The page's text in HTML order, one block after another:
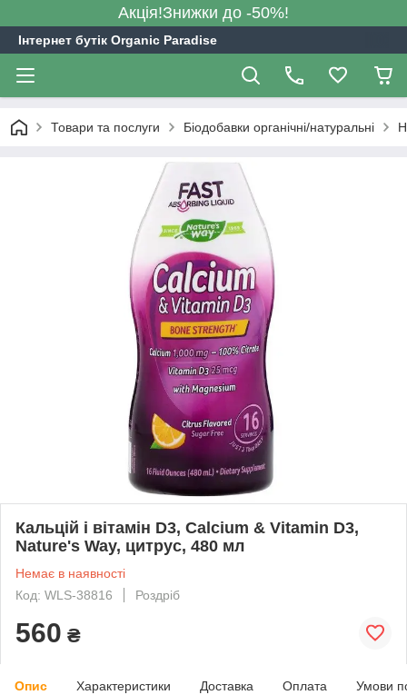
Акція!Знижки до -50%!
Інтернет бутік Organic Paradise
Товари та послуги Біодобавки органічні/натуральні
Кальцій і вітамін D3, Calcium & Vitamin D3,
Nature's Way, цитрус, 480 мл
Немає в наявності
Код: WLS-38816
Роздріб
560 ₴
Опис Характеристики Доставка Оплата Умови